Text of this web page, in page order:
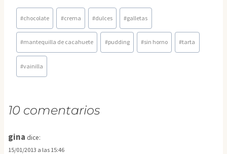
Etiquetas
de
la
entrada:
#chocolate #crema #dulces #galletas
#mantequilla de cacahuete #pudding #sin horno #tarta
#vainilla
10 comentarios
gina dice:
15/01/2013 a las 15:46